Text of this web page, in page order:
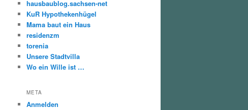
hausbaublog.sachsen-net
KuR Hypothekenhügel
Mama baut ein Haus
residenzm
torenia
Unsere Stadtvilla
Wo ein Wille ist …
META
Anmelden